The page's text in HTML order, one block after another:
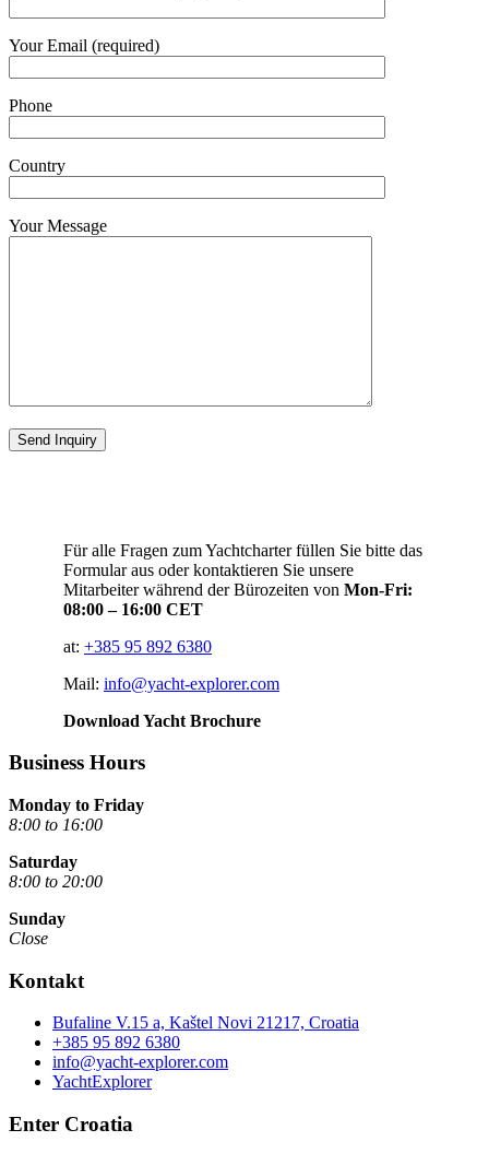
Your Email (required)
Phone
Country
Your Message
Für alle Fragen zum Yachtcharter füllen Sie bitte das
Formular aus oder kontaktieren Sie unsere
Mitarbeiter während der Bürozeiten von Mon-Fri:
08:00 – 16:00 CET
at: +385 95 892 6380
Mail: info@yacht-explorer.com
Download Yacht Brochure
Business Hours
Monday to Friday
8:00 to 16:00
Saturday
8:00 to 20:00
Sunday
Close
Kontakt
Bufaline V.15 a, Kaštel Novi 21217, Croatia
+385 95 892 6380
info@yacht-explorer.com
YachtExplorer
Enter Croatia